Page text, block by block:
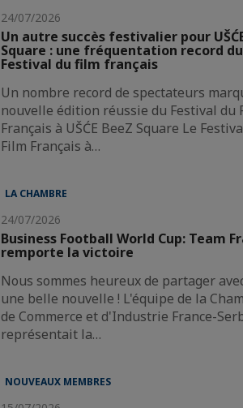
24/07/2026
Un autre succès festivalier pour
Square : une fréquentation record du
Festival du film français
Un nombre record de spectateurs
nouvelle édition réussie du Festival du
Français à UŠĆE BeeZ Square Le
Film Français à…
LA CHAMBRE
24/07/2026
Business Football World Cup: Team
remporte la victoire
Nous sommes heureux de partager
une belle nouvelle ! L'équipe de la
de Commerce et d'Industrie France-
représentait la…
NOUVEAUX MEMBRES